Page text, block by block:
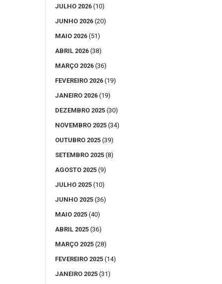
JULHO 2026 (10)
JUNHO 2026 (20)
MAIO 2026 (51)
ABRIL 2026 (38)
MARÇO 2026 (36)
FEVEREIRO 2026 (19)
JANEIRO 2026 (19)
DEZEMBRO 2025 (30)
NOVEMBRO 2025 (34)
OUTUBRO 2025 (39)
SETEMBRO 2025 (8)
AGOSTO 2025 (9)
JULHO 2025 (10)
JUNHO 2025 (36)
MAIO 2025 (40)
ABRIL 2025 (36)
MARÇO 2025 (28)
FEVEREIRO 2025 (14)
JANEIRO 2025 (31)